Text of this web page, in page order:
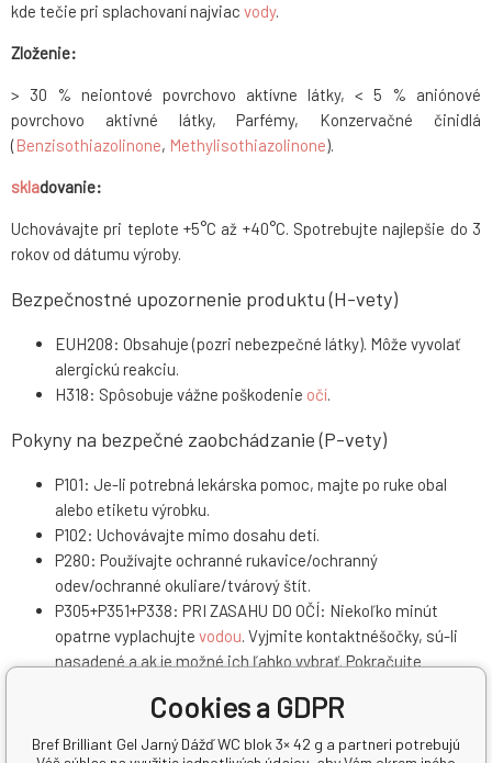
kde tečie pri splachovaní najviac vody.
Zloženie:
> 30 % neiontové povrchovo aktívne látky, < 5 % aniónové
povrchovo aktivné látky, Parfémy, Konzervačné činidlá
(Benzisothiazolinone, Methylisothiazolinone).
skladovanie:
Uchovávajte pri teplote +5°C až +40°C. Spotrebujte najlepšie do 3
rokov od dátumu výroby.
Bezpečnostné upozornenie produktu (H-vety)
EUH208: Obsahuje (pozri nebezpečné látky). Môže vyvolať
alergickú reakciu.
H318: Spôsobuje vážne poškodenie očí.
Pokyny na bezpečné zaobchádzanie (P-vety)
P101: Je-li potrebná lekárska pomoc, majte po ruke obal
alebo etiketu výrobku.
P102: Uchovávajte mimo dosahu detí.
P280: Používajte ochranné rukavice/ochranný
odev/ochranné okuliare/tvárový štít.
P305+P351+P338: PRI ZASAHU DO OČÍ: Niekoľko minút
opatrne vyplachujte vodou. Vyjmite kontaktnéšočky, sú-li
nasadené a ak je možné ich ľahko vybrať. Pokračujte
P310: Okamžite volajte TOXIKOLOGICKÉ INFORMAČNÉ
STREDISKO/lekára
Cookies a GDPR
Bref Brilliant Gel Jarný Dážď WC blok 3× 42 g a partneri potrebujú